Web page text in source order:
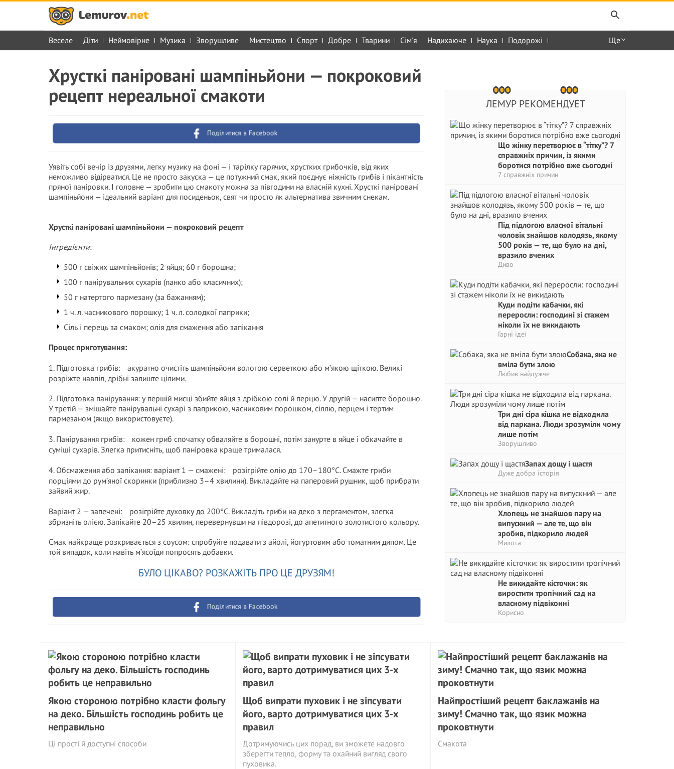
Веселе Діти Неймовірне Музика Зворушливе Мистецтво Спорт Добре Тварини Сім'я Надихаюче Наука Подорожі Ще
ЛЕМУР РЕКОМЕНДУЕТ
Що жінку перетворює в “тітку”? 7
справжніх причин, із якими
боротися потрібно вже сьогодні
7 справжніх причин
Під підлогою власної вітальні
чоловік знайшов колодязь, якому
500 років — те, що було на дні,
вразило вчених
Диво
Куди подіти кабачки, які
переросли: господині зі стажем
ніколи їх не викидають
Гарні ідеї
Собака, яка не
вміла бути злою
Любив найдужче
Три дні сіра кішка не відходила
від паркана. Люди зрозуміли чому
лише потім
Зворушливо
Запах дощу і щастя
Дуже добра історія
Хлопець не знайшов пару на
випускний — але те, що він
зробив, підкорило людей
Милота
Не викидайте кісточки: як
виростити тропічний сад на
власному підвіконні
Корисно
Хрусткі паніровані шампіньйони — покроковий
рецепт нереальної смакоти
Поділитися в Facebook
Уявіть собі вечір із друзями, легку музику на фоні — і тарілку гарячих, хрустких грибочків, від яких
неможливо відірватися. Це не просто закуска — це потужний смак, який поєднує ніжність грибів і пікантність
пряної паніровки. І головне — зробити цю смакоту можна за півгодини на власній кухні. Хрусткі паніровані
шампіньйони — ідеальний варіант для посиденьок, свят чи просто як альтернатива звичним снекам.
Хрусткі паніровані шампіньйони — покроковий рецепт
Інгредієнти:
500 г свіжих шампіньйонів; 2 яйця; 60 г борошна;
100 г панірувальних сухарів (панко або класичних);
50 г натертого пармезану (за бажанням);
1 ч. л. часникового порошку; 1 ч. л. солодкої паприки;
Сіль і перець за смаком; олія для смаження або запікання
Процес приготування:
1. Підготовка грибів: акуратно очистіть шампіньйони вологою серветкою або м’якою щіткою. Великі
розріжте навпіл, дрібні залиште цілими.
2. Підготовка панірування: у першій мисці збийте яйця з дрібкою солі й перцю. У другій — насипте борошно.
У третій — змішайте панірувальні сухарі з паприкою, часниковим порошком, сіллю, перцем і тертим
пармезаном (якщо використовуєте).
3. Панірування грибів: кожен гриб спочатку обваляйте в борошні, потім занурте в яйце і обкачайте в
суміші сухарів. Злегка притисніть, щоб паніровка краще трималася.
4. Обсмаження або запікання: варіант 1 — смажені: розігрійте олію до 170–180°C. Смажте гриби
порціями до рум’яної скоринки (приблизно 3–4 хвилини). Викладайте на паперовий рушник, щоб прибрати
зайвий жир.
Варіант 2 — запечені: розігрійте духовку до 200°C. Викладіть гриби на деко з пергаментом, злегка
збризніть олією. Запікайте 20–25 хвилин, перевернувши на півдорозі, до апетитного золотистого кольору.
Смак найкраще розкривається з соусом: спробуйте подавати з айолі, йогуртовим або томатним дипом. Це
той випадок, коли навіть м’ясоїди попросять добавки.
БУЛО ЦІКАВО? РОЗКАЖІТЬ ПРО ЦЕ ДРУЗЯМ!
Поділитися в Facebook
Якою стороною потрібно класти фольгу
на деко. Більшість господинь робить це
неправильно
Ці прості й доступні способи
Щоб випрати пуховик і не зіпсувати
його, варто дотримуватися цих 3-х
правил
Дотримуючись цих порад, ви зможете надовго
зберегти тепло, форму та охайний вигляд свого
пуховика.
Найпростіший рецепт баклажанів на
зиму! Смачно так, що язик можна
проковтнути
Смакота